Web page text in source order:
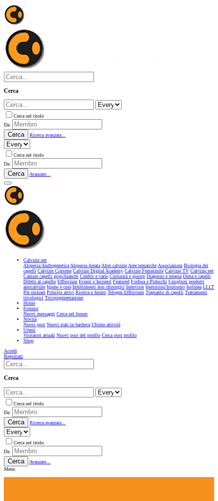
Cerca
Cerca nel titolo
Da:
Cerca Ricerca avanzata...
Cerca nel titolo
Da:
Cerca Avanzate...
Calvizie.net
Alopecia AndrogeneticaAlopecia AreataAltre calvizieAree tematicheAssociazioni Biologia dei
capelli Calvizie Comune Calvizie Digital Academy Calvizie Femminile Calvizie TV Calvizie.net
Canizie capelli grigi/bianchi Credits e varie Curiosità e gossip Diagnosi e terapia Dieta e capelli
Difetti al capello Effluvium Eventi e Incontri Featured Forfora e Pidocchi I migliori prodotti
anticalvizie Igiene e cura Infoltimenti non chirurgici Interviste Ipertricosi/Irsutismo Isolinea LLLT
Per iniziare Principi attivi Ricerca e futuro Telogen Effluvium Trapianto di capelli Trattamenti
tricologici Tricopigmentazione
Home
Forums
Nuovi messaggi Cerca nel forum
Novità
Nuovi post Nuovi stati in bacheca Ultime attività
Utenti
Visitatori attuali Nuovi post del profilo Cerca post profilo
Shop
Accedi
Registrati
Cerca
Cerca nel titolo
Da:
Cerca Ricerca avanzata...
Cerca nel titolo
Da:
Cerca
Avanzate...
Menu